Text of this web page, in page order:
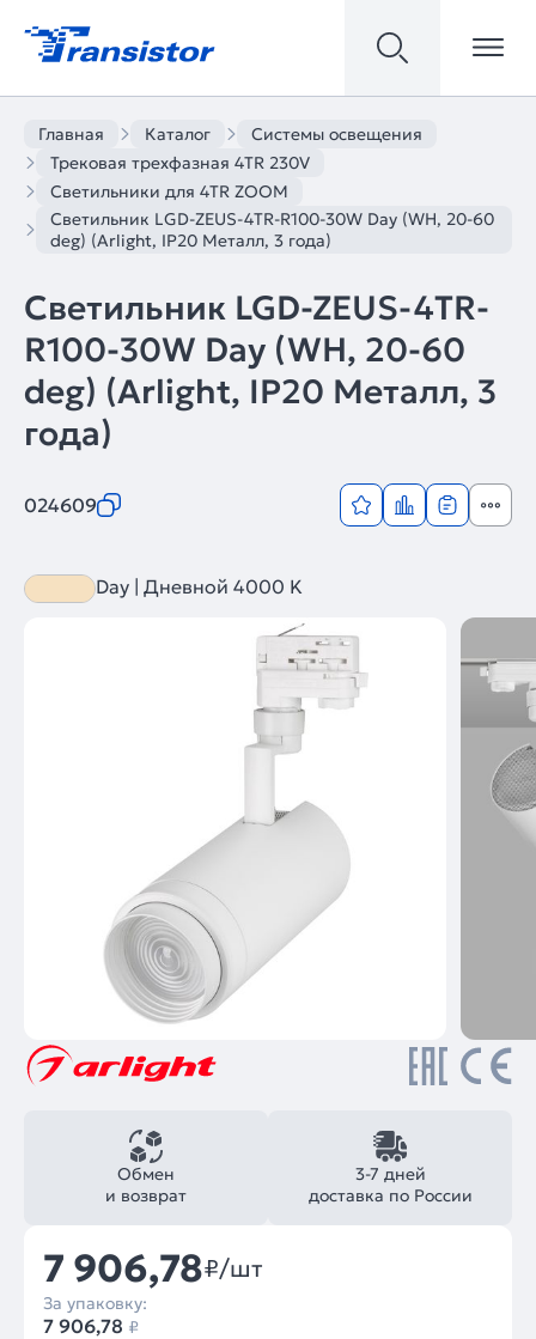
Главная Каталог
Системы освещения
Трековая трехфазная 4TR 230V
Светильники для 4TR ZOOM
Светильник LGD-ZEUS-4TR-R100-30W Day (WH, 20-60
deg) (Arlight, IP20 Металл, 3 года)
Светильник LGD-ZEUS-4TR-
R100-30W Day (WH, 20-60
deg) (Arlight, IP20 Металл, 3
года)
024609
Day | Дневной 4000 K
3-7 дней
доставка по России
Обмен
и возврат
7 906,78₽/шт
За упаковку:
7 906,78 ₽